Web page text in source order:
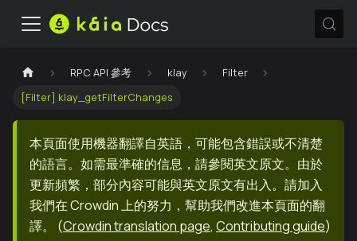
RPC API 參考 klay
Filter
[Filter] klay_getFilterChanges
本頁面使用機器翻譯自英語，可能包含錯誤或不清楚
的語言。如需最準確的信息，請參閱英文原文。由於
更新頻繁，部分內容可能與英文原文有出入。請加入
我們在 Crowdin 上的努力，幫助我們改進本頁面的翻
譯。
(Crowdin translation page, Contributing guide)